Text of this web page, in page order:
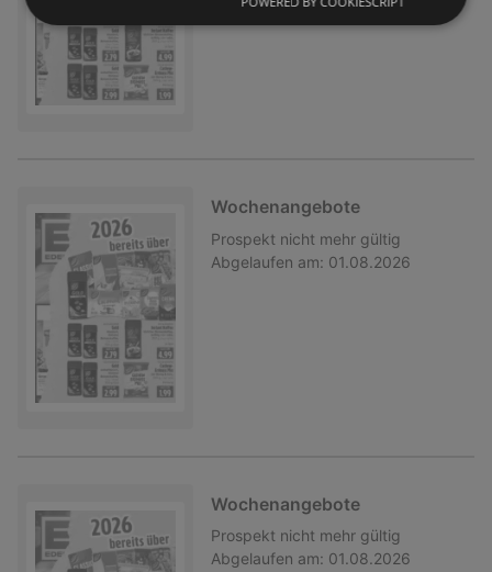
Wochenangebote
Prospekt nicht mehr gültig
Abgelaufen am: 01.08.2026
Wochenangebote
Prospekt nicht mehr gültig
Abgelaufen am: 01.08.2026